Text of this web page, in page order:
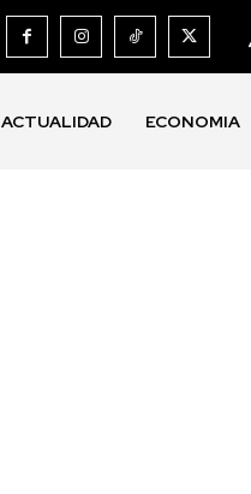
ACTUALIDAD ECONOMIA